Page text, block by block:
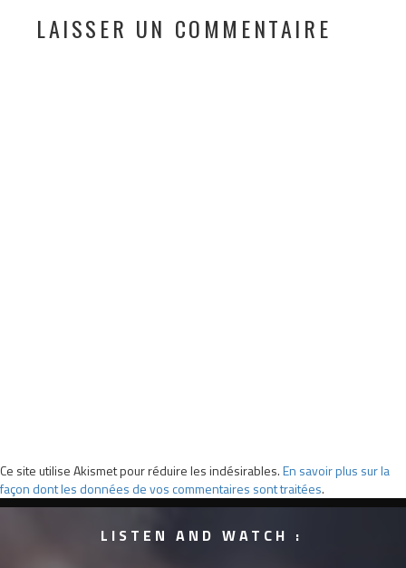
LAISSER UN COMMENTAIRE
Ce site utilise Akismet pour réduire les indésirables.En savoir plus sur la
façon dont les données de vos commentaires sont traitées.
LISTEN AND WATCH :